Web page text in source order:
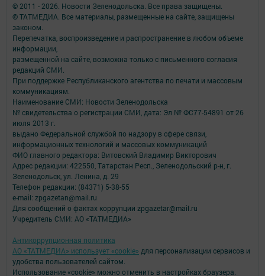
© 2011 - 2026. Новости Зеленодольска. Все права защищены.
© ТАТМЕДИА. Все материалы, размещенные на сайте, защищены
законом.
Перепечатка, воспроизведение и распространение в любом объеме
информации,
размещенной на сайте, возможна только с письменного согласия
редакций СМИ.
При поддержке Республиканского агентства по печати и массовым
коммуникациям.
Наименование СМИ: Новости Зеленодольска
№ свидетельства о регистрации СМИ, дата: Эл № ФС77-54891 от 26
июля 2013 г.
выдано Федеральной службой по надзору в сфере связи,
информационных технологий и массовых коммуникаций
ФИО главного редактора: Витовский Владимир Викторович
Адрес редакции: 422550, Татарстан Респ., Зеленодольский р-н, г.
Зеленодольск, ул. Ленина, д. 29
Телефон редакции: (84371) 5-38-55
e-mail: zpgazetan@mail.ru
Для сообщений о фактах коррупции zpgazetar@mail.ru
Учредитель СМИ: АО «ТАТМЕДИА»
Антикоррупционная политика
АО «ТАТМЕДИА» использует «cookie» для персонализации сервисов и
удобства пользователей сайтом.
Использование «cookie» можно отменить в настройках браузера.